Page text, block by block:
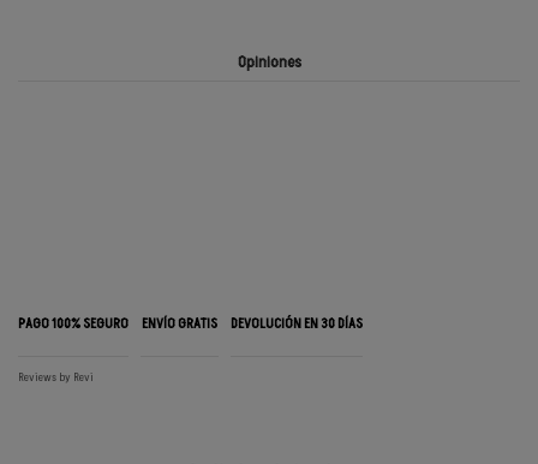
Opiniones
PAGO 100% SEGURO ENVÍO GRATIS DEVOLUCIÓN EN 30 DÍAS
Reviews by Revi